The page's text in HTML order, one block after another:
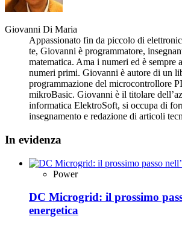
Giovanni Di Maria
Appassionato fin da piccolo di
te, Giovanni è programmatore,
matematica. Ama i numeri ed è sempre
numeri primi. Giovanni è autore di un
programmazione del microcontrollore
mikroBasic. Giovanni è il titolare
informatica ElektroSoft, si occupa di
insegnamento e redazione di articoli
In evidenza
Power
DC Microgrid: il prossimo
energetica